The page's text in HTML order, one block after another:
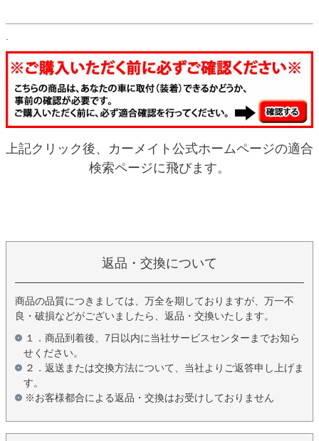
.
上記クリック後、カーメイト公式ホームページの適合
検索ページに飛びます。
返品・交換について
商品の品質につきましては、万全を期しておりますが、万一不
良・破損などがございましたら、返品・交換いたします。
１．商品到着後、7日以内に当社サービスセンターまでお知ら
せください。
２．返送または交換方法について、当社よりご返答申し上げま
す。
※お客様都合による返品・交換はお受けしておりません